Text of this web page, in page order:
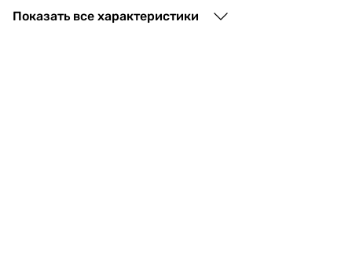
9 800
Показать все характеристики